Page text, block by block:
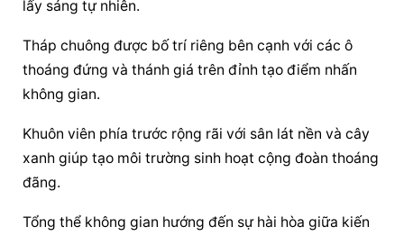
lấy sáng tự nhiên.
Tháp chuông được bố trí riêng bên cạnh với các ô
thoáng đứng và thánh giá trên đỉnh tạo điểm nhấn
không gian.
Khuôn viên phía trước rộng rãi với sân lát nền và cây
xanh giúp tạo môi trường sinh hoạt cộng đoàn thoáng
đãng.
Tổng thể không gian hướng đến sự hài hòa giữa kiến